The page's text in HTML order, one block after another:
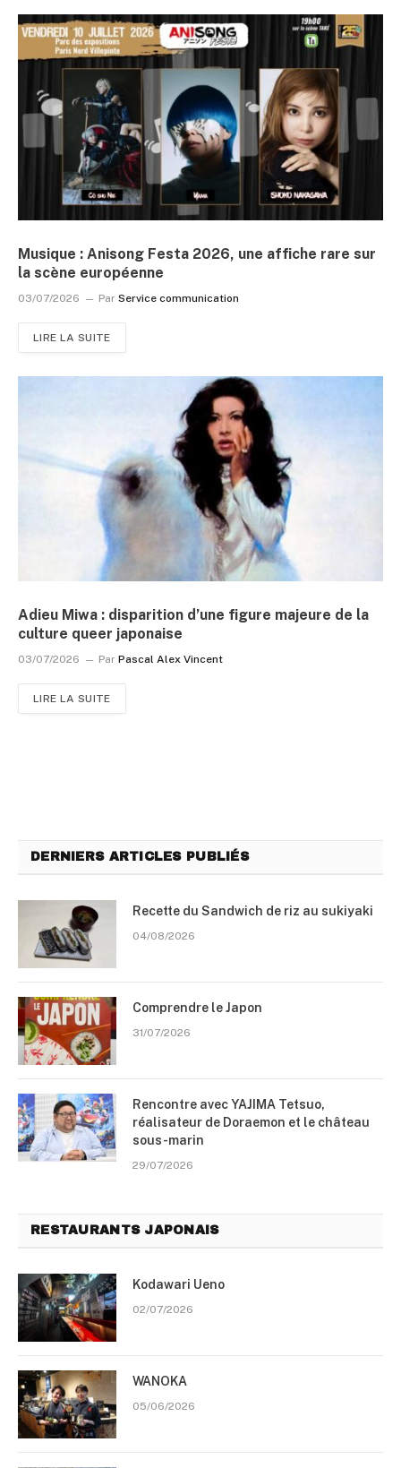
Musique : Anisong Festa 2026, une affiche rare sur
la scène européenne
03/07/2026 Par Service communication
LIRE LA SUITE
Adieu Miwa : disparition d’une figure majeure de la
culture queer japonaise
03/07/2026 Par Pascal Alex Vincent
LIRE LA SUITE
DERNIERS ARTICLES PUBLIÉS
Recette du Sandwich de riz au sukiyaki
04/08/2026
Comprendre le Japon
31/07/2026
Rencontre avec YAJIMA Tetsuo,
réalisateur de Doraemon et le château
sous-marin
29/07/2026
RESTAURANTS JAPONAIS
Kodawari Ueno
02/07/2026
WANOKA
05/06/2026